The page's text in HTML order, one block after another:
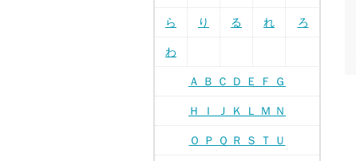
ら り る れ ろ
わ
Ａ Ｂ Ｃ Ｄ Ｅ Ｆ Ｇ
Ｈ Ｉ Ｊ Ｋ Ｌ Ｍ Ｎ
Ｏ Ｐ Ｑ Ｒ Ｓ Ｔ Ｕ